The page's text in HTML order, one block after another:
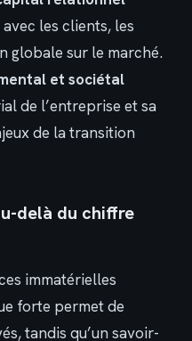
les clients, les
globale sur le marché.
et sociétal
de l’entreprise et sa
de la transition
delà du chiffre
immatérielles
forte permet de
tandis qu’un savoir-